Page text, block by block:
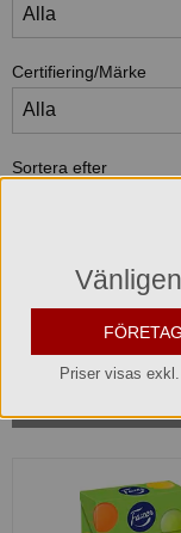
Certifiering/Märke
Sortera efter
Visa maxläge
Visa
FÖRETAG
Priser visas